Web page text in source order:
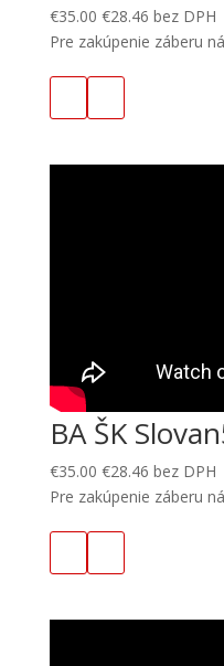
€35.00 €28.46 bez DPH
Pre zakúpenie záberu
BA ŠK
€35.00 €28.46 bez DPH
Pre zakúpenie záberu